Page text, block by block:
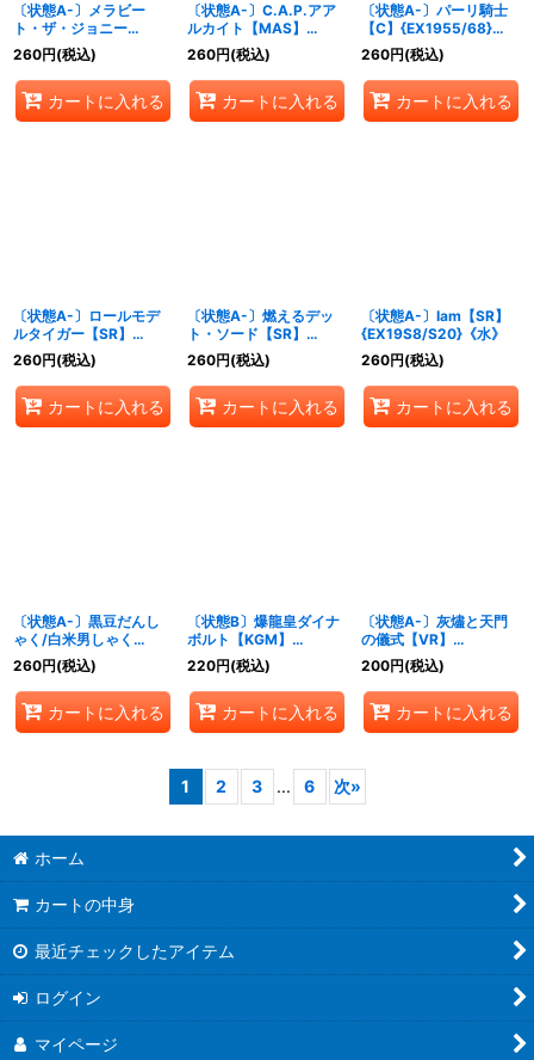
〔状態A-〕メラビー
ト・ザ・ジョニー
【MAS】
{EX19M35/M40}
《火》
260円(税込)
カートに入れる
〔状態A-〕C.A.P.アア
ルカイト【MAS】
{EX19M27/M40}《水》
260円(税込)
カートに入れる
〔状態A-〕パーリ騎士
【C】{EX1955/68}
《無》
260円(税込)
カートに入れる
〔状態A-〕ロールモデ
ルタイガー【SR】
{EX19S18/S20}《多》
260円(税込)
カートに入れる
〔状態A-〕燃えるデッ
ト・ソード【SR】
{EX19S2/S20}《無》
260円(税込)
カートに入れる
〔状態A-〕Iam【SR】
{EX19S8/S20}《水》
260円(税込)
カートに入れる
〔状態A-〕黒豆だんし
ゃく/白米男しゃく
【VR】{EX1914/68}
《自然》
260円(税込)
カートに入れる
〔状態B〕爆龍皇ダイナ
ボルト【KGM】
{EX19M4/M40}《多》
220円(税込)
カートに入れる
〔状態A-〕灰燼と天門
の儀式【VR】
{EX1922/68}《多》
200円(税込)
カートに入れる
1 2 3 ... 6 次»
ホーム
カートの中身
最近チェックしたアイテム
ログイン
マイページ